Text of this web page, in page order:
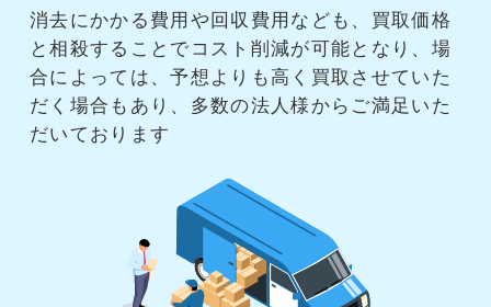
消去にかかる費用や回収費用なども、買取価格
と相殺することでコスト削減が可能となり、場
合によっては、予想よりも高く買取させていた
だく場合もあり、多数の法人様からご満足いた
だいております